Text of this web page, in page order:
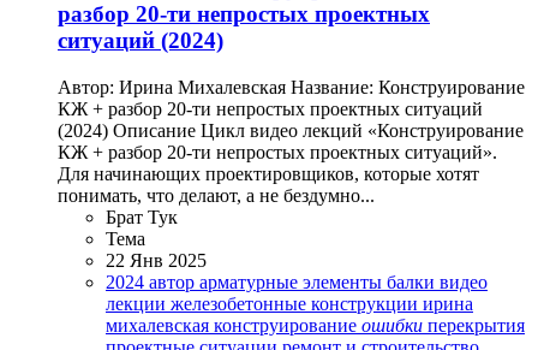
разбор 20-ти непростых проектных
ситуаций (2024)
Автор: Ирина Михалевская Название: Конструирование
КЖ + разбор 20-ти непростых проектных ситуаций
(2024) Описание Цикл видео лекций «Конструирование
КЖ + разбор 20-ти непростых проектных ситуаций».
Для начинающих проектировщиков, которые хотят
понимать, что делают, а не бездумно...
Брат Тук
Тема
22 Янв 2025
2024 автор арматурные элементы балки видео
лекции железобетонные конструкции ирина
михалевская конструирование ошибки перекрытия